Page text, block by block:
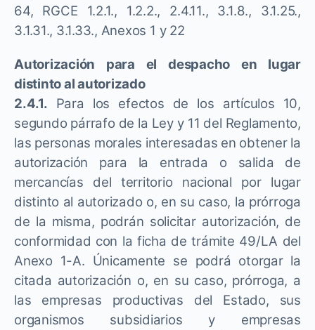
64, RGCE 1.2.1., 1.2.2., 2.4.11., 3.1.8., 3.1.25.,
3.1.31., 3.1.33., Anexos 1 y 22
Autorización para el despacho en lugar
distinto al autorizado
2.4.1. Para los efectos de los artículos 10,
segundo párrafo de la Ley y 11 del Reglamento,
las personas morales interesadas en obtener la
autorización para la entrada o salida de
mercancías del territorio nacional por lugar
distinto al autorizado o, en su caso, la prórroga
de la misma, podrán solicitar autorización, de
conformidad con la ficha de trámite 49/LA del
Anexo 1-A. Únicamente se podrá otorgar la
citada autorización o, en su caso, prórroga, a
las empresas productivas del Estado, sus
organismos subsidiarios y empresas